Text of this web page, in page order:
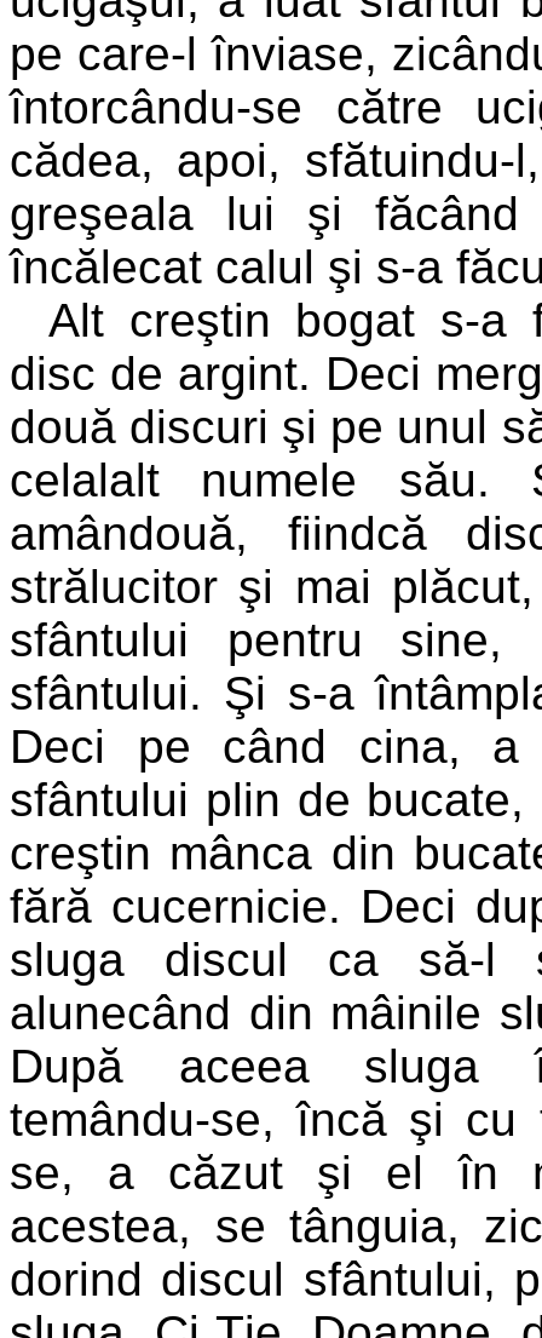
pe care-l înviase,
întorcându-se către
cădea, apoi,
greşeala lui şi făcând
încălecat calul şi s-a
Alt creştin bogat s-a
disc de argint. Deci
două discuri şi pe unul
celalalt numele
amândouă, fiindcă
strălucitor şi mai
sfântului pentru sine,
sfântului. Şi s-a
Deci pe când cina, a
sfântului plin de
creştin mânca din
fără cucernicie. Deci
sluga discul ca să-l
alunecând din mâinile
După aceea sluga
temându-se, încă şi cu
se, a căzut şi el în
acestea, se tânguia,
dorind discul sfântului,